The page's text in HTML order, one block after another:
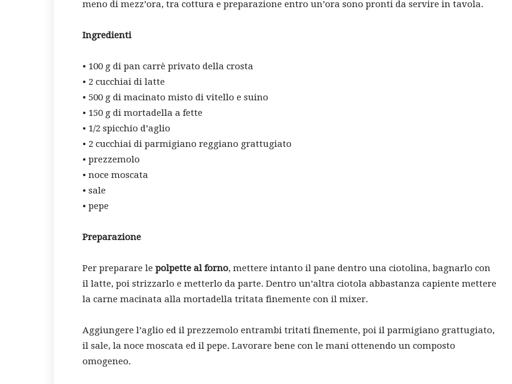
meno di mezz’ora, tra cottura e preparazione entro un’ora sono pronti da servire in tavola.
Ingredienti
• 100 g di pan carrè privato della crosta
• 2 cucchiai di latte
• 500 g di macinato misto di vitello e suino
• 150 g di mortadella a fette
• 1/2 spicchio d’aglio
• 2 cucchiai di parmigiano reggiano grattugiato
• prezzemolo
• noce moscata
• sale
• pepe
Preparazione
Per preparare le polpette al forno, mettere intanto il pane dentro una ciotolina, bagnarlo con
il latte, poi strizzarlo e metterlo da parte. Dentro un’altra ciotola abbastanza capiente mettere
la carne macinata alla mortadella tritata finemente con il mixer.
Aggiungere l’aglio ed il prezzemolo entrambi tritati finemente, poi il parmigiano grattugiato,
il sale, la noce moscata ed il pepe. Lavorare bene con le mani ottenendo un composto
omogeneo.